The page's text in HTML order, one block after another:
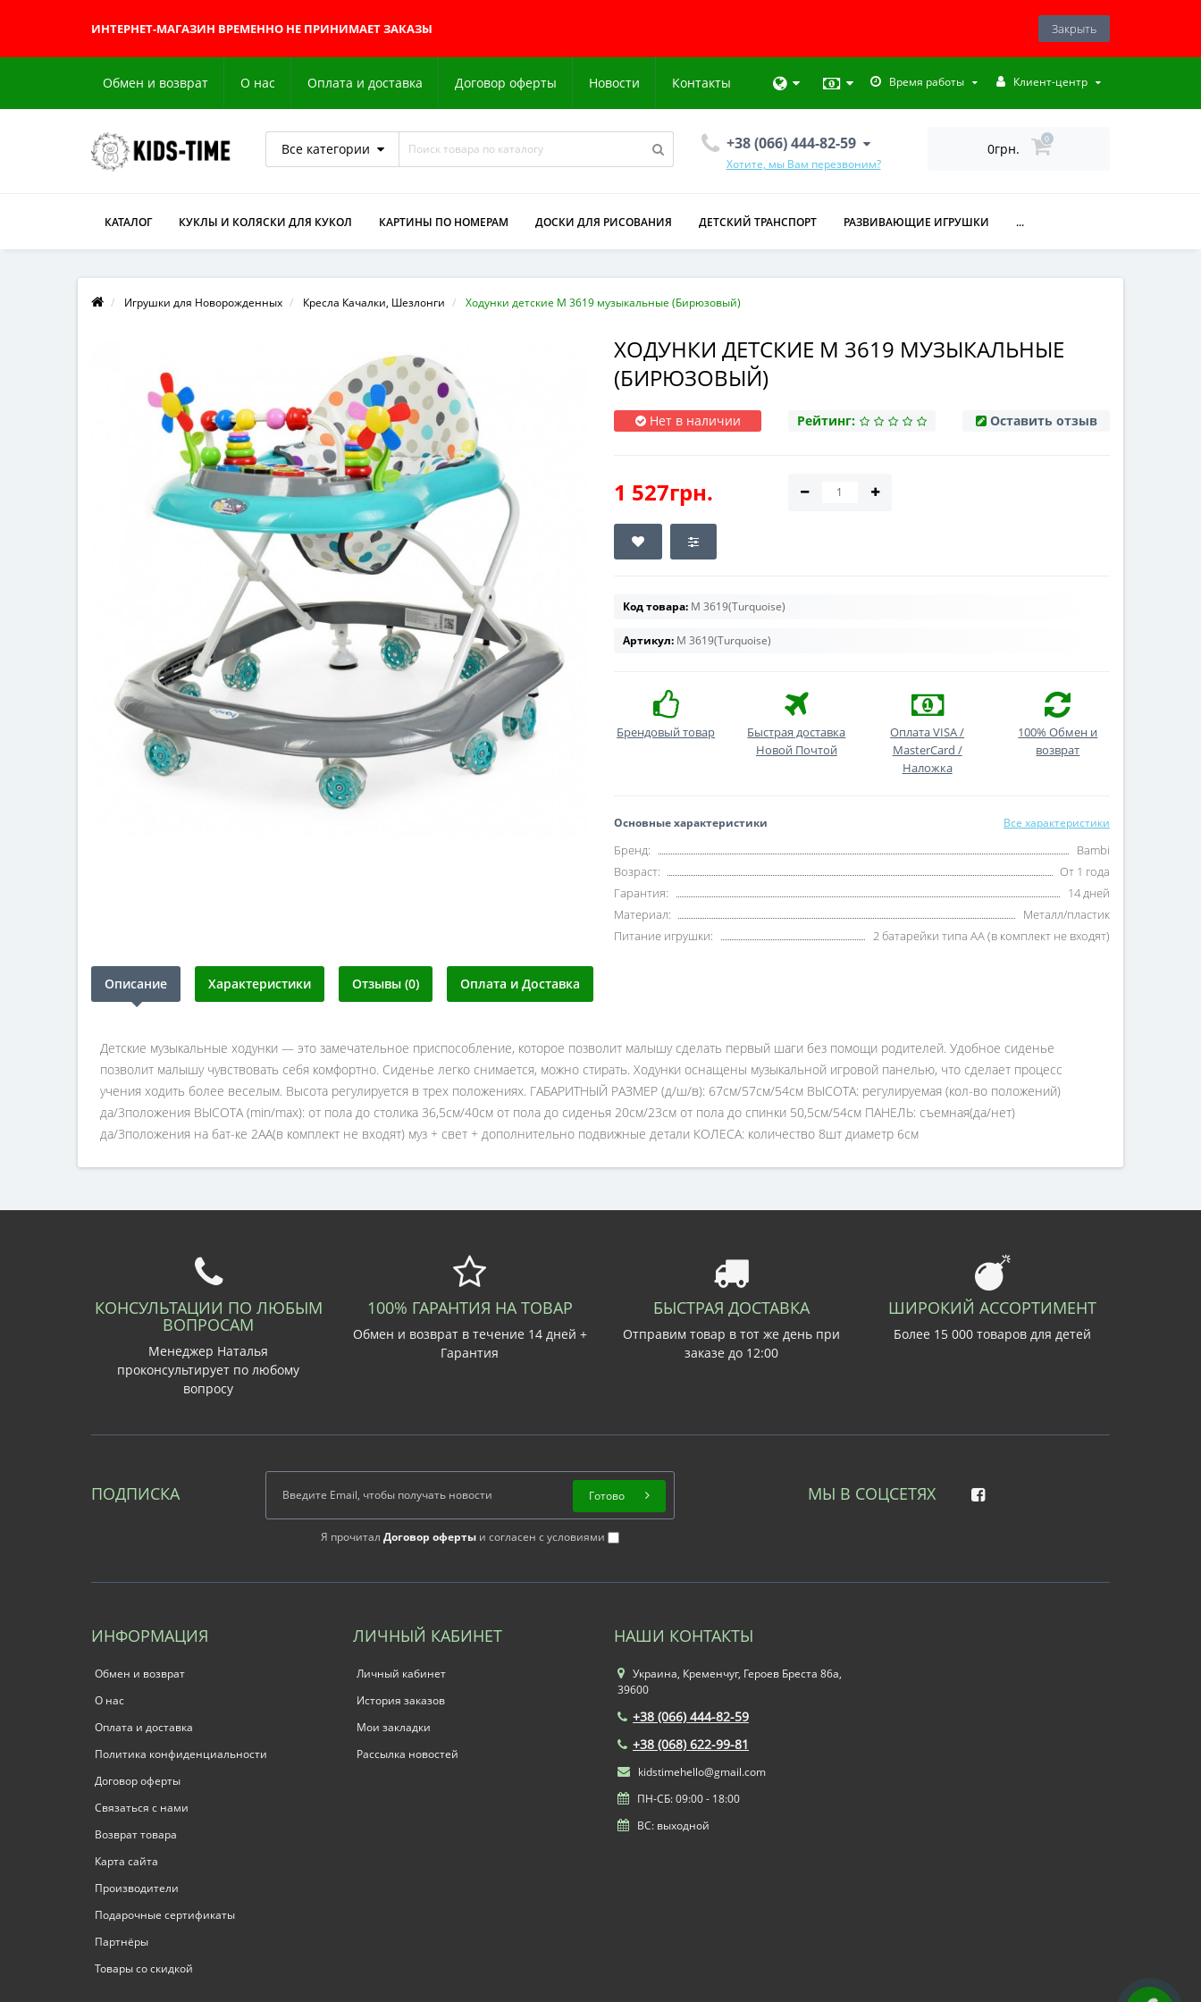
ИНТЕРНЕТ-МАГАЗИН ВРЕМЕННО НЕ ПРИНИМАЕТ ЗАКАЗЫ Закрыть
Обмен и возврат О нас Оплата и доставка Договор оферты Новости Контакты Время работы Клиент-центр
Все категории +38 (066) 444-82-59
Хотите, мы Вам перезвоним?
0грн.
0
КАТАЛОГ КУКЛЫ И КОЛЯСКИ ДЛЯ КУКОЛ КАРТИНЫ ПО НОМЕРАМ ДОСКИ ДЛЯ РИСОВАНИЯ ДЕТСКИЙ ТРАНСПОРТ РАЗВИВАЮЩИЕ ИГРУШКИ ...
Игрушки для Новорожденных Кресла Качалки, Шезлонги Ходунки детские M 3619 музыкальные (Бирюзовый)
ХОДУНКИ ДЕТСКИЕ M 3619 МУЗЫКАЛЬНЫЕ
(БИРЮЗОВЫЙ)
Нет в наличии Рейтинг: Оставить отзыв
1 527грн.
Код товара: M 3619(Turquoise)
Артикул: M 3619(Turquoise)
Брендовый товар
Быстрая доставка
Новой Почтой
Оплата VISA /
MasterCard /
Наложка
100% Обмен и
возврат
Основные характеристики Все характеристики
Бренд:
Bambi
Возраст:
От 1 года
Гарантия:
14 дней
Материал:
Металл/пластик
Питание игрушки:
2 батарейки типа АА (в комплект не входят)
Описание Характеристики Отзывы (0) Оплата и Доставка
Детские музыкальные ходунки — это замечательное приспособление, которое позволит малышу сделать первый шаги без помощи родителей. Удобное сиденье
позволит малышу чувствовать себя комфортно. Сиденье легко снимается, можно стирать. Ходунки оснащены музыкальной игровой панелью, что сделает процесс
учения ходить более веселым. Высота регулируется в трех положениях. ГАБАРИТНЫЙ РАЗМЕР (д/ш/в): 67см/57см/54см ВЫСОТА: регулируемая (кол-во положений)
да/3положения ВЫСОТА (min/max): от пола до столика 36,5см/40см от пола до сиденья 20см/23см от пола до спинки 50,5см/54см ПАНЕЛЬ: съемная(да/нет)
да/3положения на бат-ке 2АА(в комплект не входят) муз + свет + дополнительно подвижные детали КОЛЕСА: количество 8шт диаметр 6см
КОНСУЛЬТАЦИИ ПО ЛЮБЫМ
ВОПРОСАМ
Менеджер Наталья
проконсультирует по любому
вопросу
100% ГАРАНТИЯ НА ТОВАР
Обмен и возврат в течение 14 дней +
Гарантия
БЫСТРАЯ ДОСТАВКА
Отправим товар в тот же день при
заказе до 12:00
ШИРОКИЙ АССОРТИМЕНТ
Более 15 000 товаров для детей
ПОДПИСКА
Я прочитал Договор офертыи согласен с условиями
Готово МЫ В СОЦСЕТЯХ
ИНФОРМАЦИЯ
Обмен и возврат
О нас
Оплата и доставка
Политика конфиденциальности
Договор оферты
Связаться с нами
Возврат товара
Карта сайта
Производители
Подарочные сертификаты
Партнёры
Товары со скидкой
ЛИЧНЫЙ КАБИНЕТ
Личный кабинет
История заказов
Мои закладки
Рассылка новостей
НАШИ КОНТАКТЫ
Украина, Кременчуг, Героев Бреста 86а,
39600
+38 (066) 444-82-59
+38 (068) 622-99-81
kidstimehello@gmail.com
ПН-СБ: 09:00 - 18:00
ВС: выходной